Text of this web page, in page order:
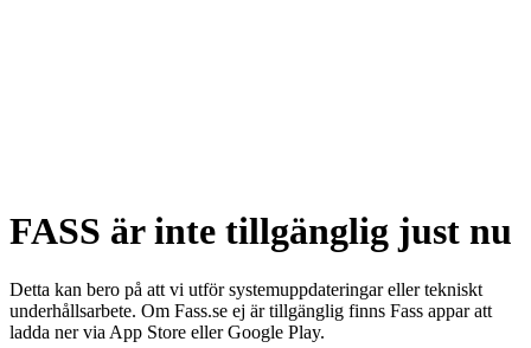
FASS är inte tillgänglig just nu
Detta kan bero på att vi utför systemuppdateringar eller tekniskt
underhållsarbete. Om Fass.se ej är tillgänglig finns Fass appar att
ladda ner via App Store eller Google Play.